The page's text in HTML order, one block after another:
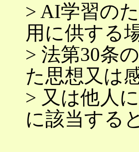
> AI学習の
用に供する
> 法第30条
た思想又は
> 又は他人
に該当する